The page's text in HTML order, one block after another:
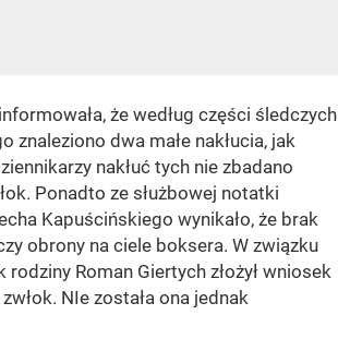
że według części śledczych
znaleziono dwa małe nakłucia, jak
nakłuć tych nie zbadano
Ponadto ze służbowej notatki
Kapuścińskiego wynikało, że brak
obrony na ciele boksera. W związku
rodziny Roman Giertych złożył wniosek
NIe została ona jednak